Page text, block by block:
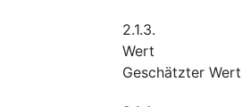
2.1.3.
Wert
Geschätzter